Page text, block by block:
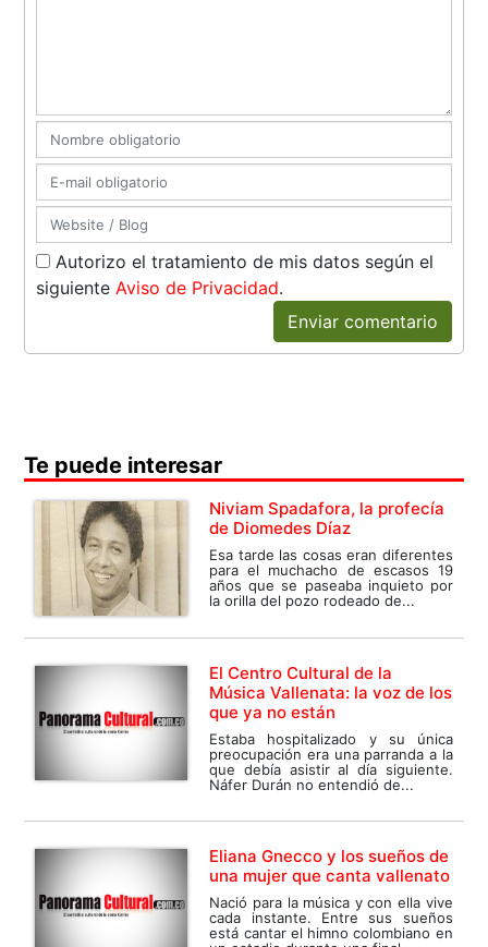
Autorizo el tratamiento de mis datos según el
siguienteAviso de Privacidad.
Enviar comentario
Te puede interesar
Niviam Spadafora, la profecía
de Diomedes Díaz
Esa tarde las cosas eran diferentes
para el muchacho de escasos 19
años que se paseaba inquieto por
la orilla del pozo rodeado de...
El Centro Cultural de la
Música Vallenata: la voz de los
que ya no están
Estaba hospitalizado y su única
preocupación era una parranda a la
que debía asistir al día siguiente.
Náfer Durán no entendió de...
Eliana Gnecco y los sueños de
una mujer que canta vallenato
Nació para la música y con ella vive
cada instante. Entre sus sueños
está cantar el himno colombiano en